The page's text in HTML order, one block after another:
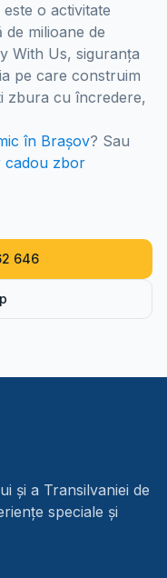
o activitate
milioane de
With Us, siguranța
pe care construim
zbura cu încredere,
în Brașov? Sau
cadou zbor
646
și a Transilvaniei de
speciale și